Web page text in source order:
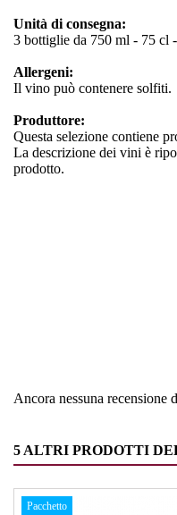
Unità di consegna:
3 bottiglie da 750 ml - 75 cl
Allergeni:
Il vino può contenere solfiti.
Produttore:
Questa selezione contiene
La descrizione dei vini è
prodotto.
Ancora nessuna recensione
5 ALTRI PRODOTTI
Pacchetto